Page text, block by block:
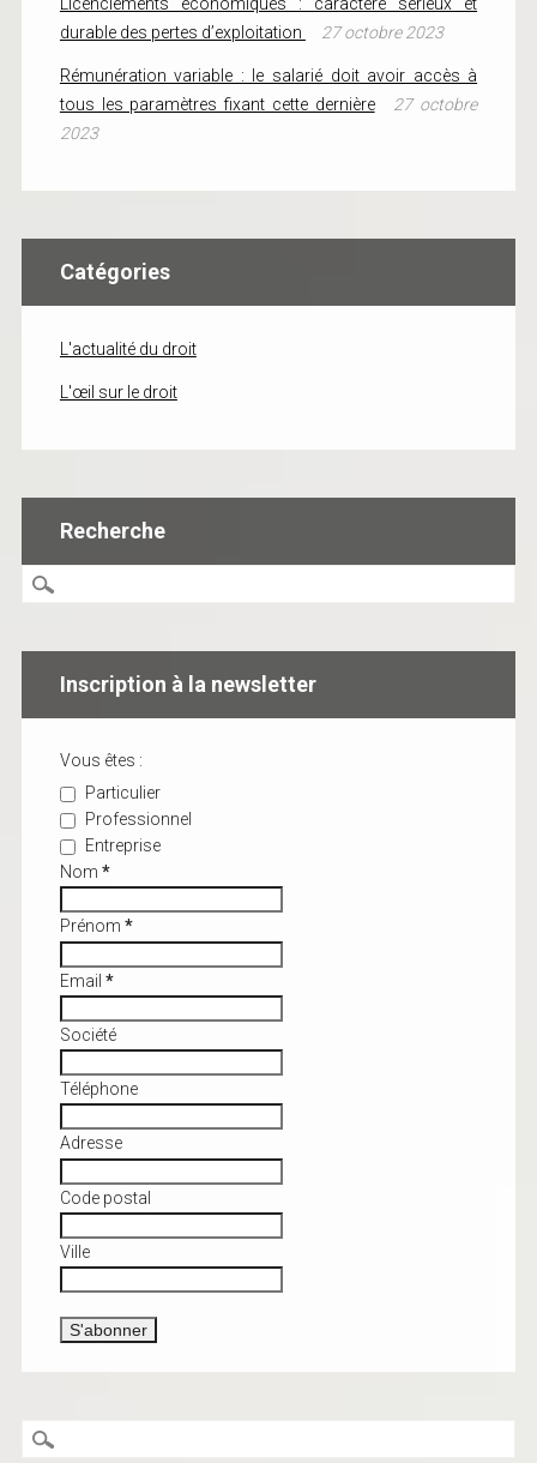
durable des pertes d’exploitation
27 octobre 2023
Rémunération variable : le salarié doit avoir accès à
tous les paramètres fixant cette dernière
27 octobre
2023
Catégories
L'actualité du droit
L'œil sur le droit
Recherche
Inscription à la newsletter
Vous êtes :
Particulier
Professionnel
Entreprise
Nom *
Prénom *
Email *
Société
Téléphone
Adresse
Code postal
Ville